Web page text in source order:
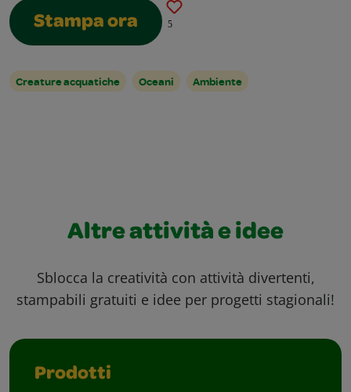
Stampa ora 5
Creature acquatiche Oceani Ambiente
Altre attività e idee
Sblocca la creatività con attività divertenti,
stampabili gratuiti e idee per progetti stagionali!
Prodotti